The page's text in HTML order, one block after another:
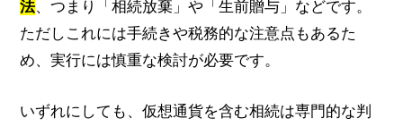
法、つまり「相続放棄」や「生前贈与」などです。
ただしこれには手続きや税務的な注意点もあるた
め、実行には慎重な検討が必要です。
いずれにしても、仮想通貨を含む相続は専門的な判